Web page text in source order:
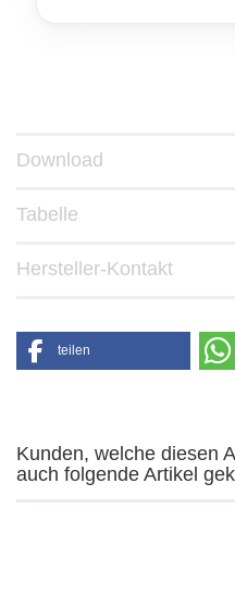
Download
Tabelle
Hersteller-Kontakt
teilen
Kunden, welche diesen
auch folgende Artikel